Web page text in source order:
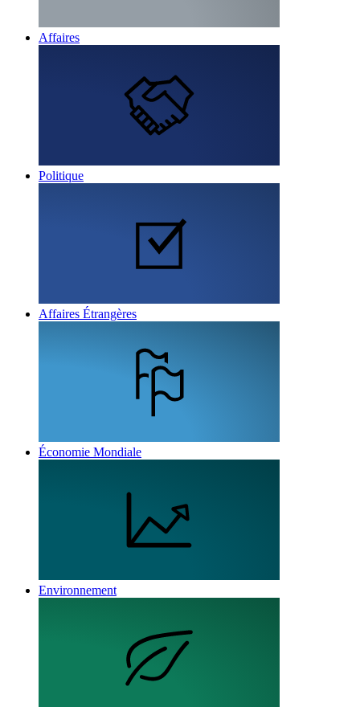
Affaires
Politique
Affaires Étrangères
Économie Mondiale
Environnement